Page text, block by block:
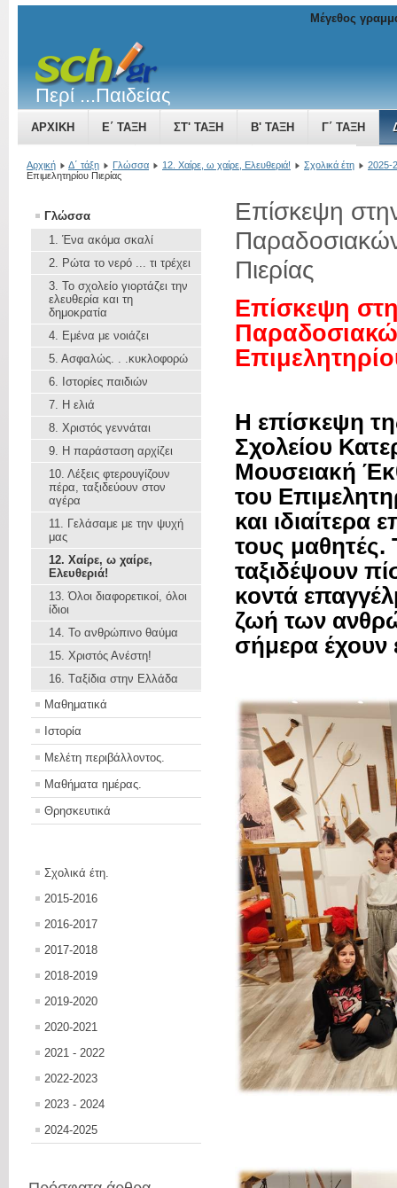
Περί ...Παιδείας
ΑΡΧΙΚΉ Ε΄ ΤΆΞΗ ΣΤ' ΤΆΞΗ Β' ΤΆΞΗ Γ΄ ΤΆΞΗ
ΤΟ ΒΥΖΑΝΤΙΝΌ ΚΡΆΤΟΣ ΜΙΑ ΔΎΝΑΜΗ ΠΟΥ ΜΕΓΑΛΏΝΕΙ
Μέγεθος
Αρχική Δ΄ τάξη Γλώσσα 12. Χαίρε, ω χαίρε, Ελευθεριά! Σχολικά έτη
2025-
Επιμελητηρίου Πιερίας
Γλώσσα
1. Ένα ακόμα σκαλί
2. Ρώτα το νερό ... τι τρέχει
3. To σχολείο γιορτάζει την
ελευθερία και τη
δημοκρατία
4. Εμένα με νοιάζει
5. Aσφαλώς. . .κυκλοφορώ
6. Ιστορίες παιδιών
7. Η ελιά
8. Χριστός γεννάται
9. Η παράσταση αρχίζει
10. Λέξεις φτερουγίζουν
πέρα, ταξιδεύουν στον
αγέρα
11. Γελάσαμε με την ψυχή
μας
12. Χαίρε, ω χαίρε,
Ελευθεριά!
13. Όλοι διαφορετικοί, όλοι
ίδιοι
14. Το ανθρώπινο θαύμα
15. Χριστός Ανέστη!
16. Tαξίδια στην Ελλάδα
Μαθηματικά
Ιστορία
Μελέτη περιβάλλοντος.
Μαθήματα ημέρας.
Θρησκευτικά
Σχολικά έτη.
2015-2016
2016-2017
2017-2018
2018-2019
2019-2020
2020-2021
2021 - 2022
2022-2023
2023 - 2024
2024-2025
Επίσκεψη
Πιερίας
Επίσκεψη
Η επίσκεψη
Σχολείου
Μουσειακή
του
και ιδιαίτερα
τους μαθητές.
ταξιδέψουν
κοντά
ζωή των
σήμερα έχουν